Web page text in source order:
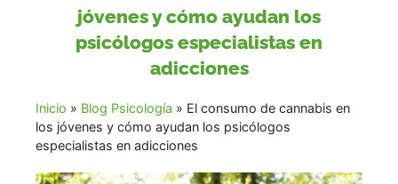
jóvenes y cómo ayudan los
psicólogos especialistas en
adicciones
Inicio » Blog Psicología » El consumo de cannabis en
los jóvenes y cómo ayudan los psicólogos
especialistas en adicciones